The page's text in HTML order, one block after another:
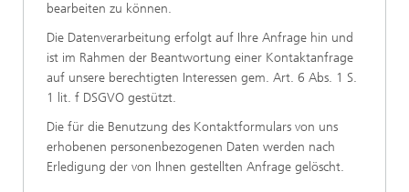
bearbeiten zu können.
Die Datenverarbeitung erfolgt auf Ihre Anfrage hin und
ist im Rahmen der Beantwortung einer Kontaktanfrage
auf unsere berechtigten Interessen gem. Art. 6 Abs. 1 S.
1 lit. f DSGVO gestützt.
Die für die Benutzung des Kontaktformulars von uns
erhobenen personenbezogenen Daten werden nach
Erledigung der von Ihnen gestellten Anfrage gelöscht.